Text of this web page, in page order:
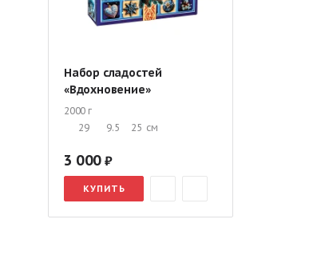
Набор сладостей
«Вдохновение»
2000 г
29
9.5 25 см
3 000
КУПИТЬ